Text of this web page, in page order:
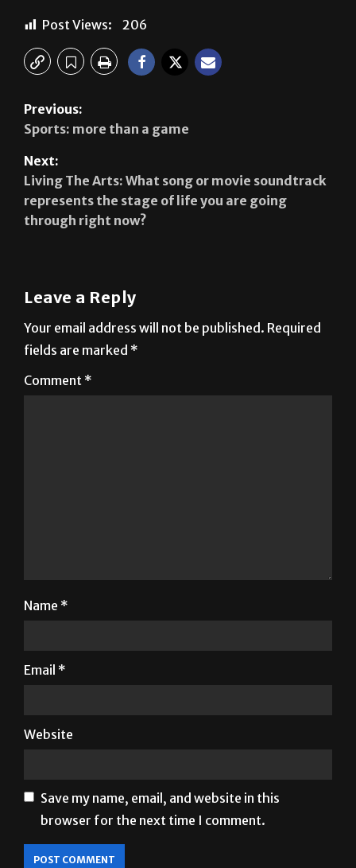
Post Views: 206
Previous:
Sports: more than a game
Next:
Living The Arts: What song or movie soundtrack
represents the stage of life you are going
through right now?
Leave a Reply
Your email address will not be published. Required
fields are marked *
Comment *
Name *
Email *
Website
Save my name, email, and website in this
browser for the next time I comment.